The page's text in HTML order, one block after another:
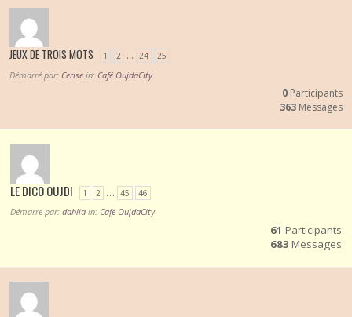
JEUX DE TROIS MOTS 1 2 … 24 25
Démarré par: Cerise in: Café OujdaCity
0 Participants
363 Messages
LE DICO OUJDI 1 2 … 45 46
Démarré par:dahlia in: Café OujdaCity
61 Participants
683 Messages